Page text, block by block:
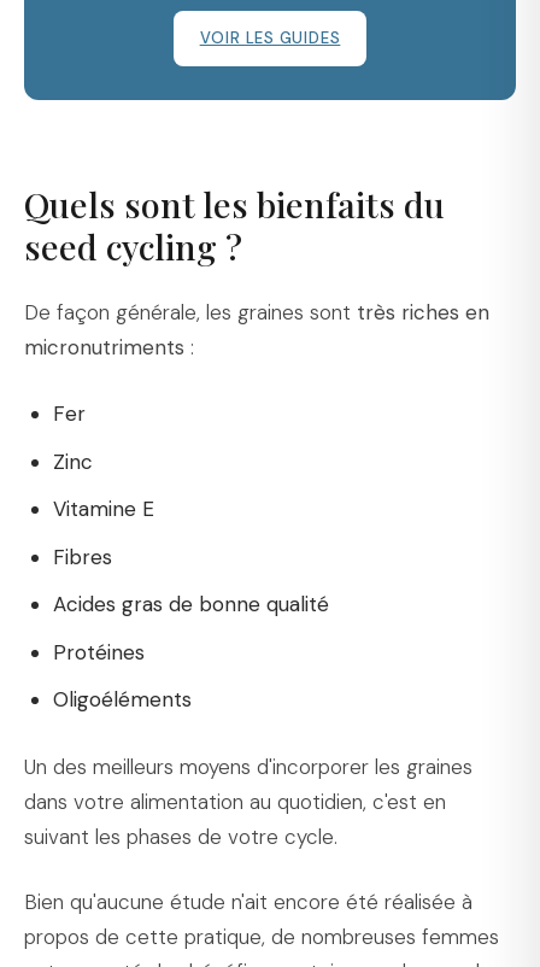
VOIR LES GUIDES
Quels sont les bienfaits du
seed cycling ?
De façon générale, les graines sont très riches en
micronutriments :
Fer
Zinc
Vitamine E
Fibres
Acides gras de bonne qualité
Protéines
Oligoéléments
Un des meilleurs moyens d'incorporer les graines
dans votre alimentation au quotidien, c'est en
suivant les phases de votre cycle.
Bien qu'aucune étude n'ait encore été réalisée à
propos de cette pratique, de nombreuses femmes